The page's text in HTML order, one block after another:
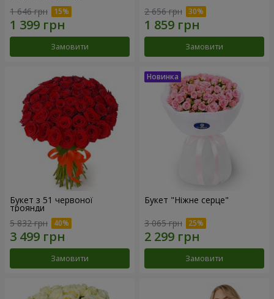
1 646 грн
Замовити
2 656 грн
Замовити
Букет з 51 червоної
троянди
5 832 грн
Замовити
Букет "Ніжне серце"
3 065 грн
Замовити